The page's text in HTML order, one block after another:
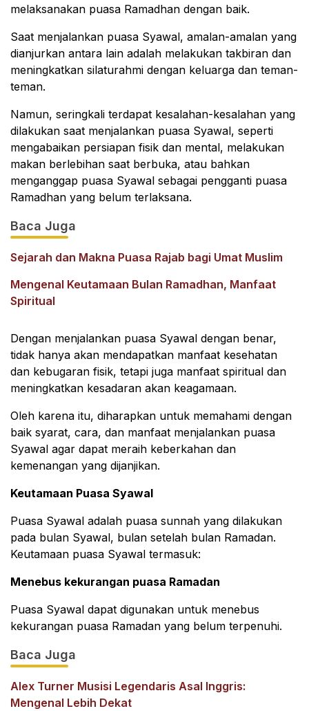
melaksanakan puasa Ramadhan dengan baik.
Saat menjalankan puasa Syawal, amalan-amalan yang
dianjurkan antara lain adalah melakukan takbiran dan
meningkatkan silaturahmi dengan keluarga dan teman-
teman.
Namun, seringkali terdapat kesalahan-kesalahan yang
dilakukan saat menjalankan puasa Syawal, seperti
mengabaikan persiapan fisik dan mental, melakukan
makan berlebihan saat berbuka, atau bahkan
menganggap puasa Syawal sebagai pengganti puasa
Ramadhan yang belum terlaksana.
Baca Juga
Sejarah dan Makna Puasa Rajab bagi Umat Muslim
Mengenal Keutamaan Bulan Ramadhan, Manfaat
Spiritual
Dengan menjalankan puasa Syawal dengan benar,
tidak hanya akan mendapatkan manfaat kesehatan
dan kebugaran fisik, tetapi juga manfaat spiritual dan
meningkatkan kesadaran akan keagamaan.
Oleh karena itu, diharapkan untuk memahami dengan
baik syarat, cara, dan manfaat menjalankan puasa
Syawal agar dapat meraih keberkahan dan
kemenangan yang dijanjikan.
Keutamaan Puasa Syawal
Puasa Syawal adalah puasa sunnah yang dilakukan
pada bulan Syawal, bulan setelah bulan Ramadan.
Keutamaan puasa Syawal termasuk:
Menebus kekurangan puasa Ramadan
Puasa Syawal dapat digunakan untuk menebus
kekurangan puasa Ramadan yang belum terpenuhi.
Baca Juga
Alex Turner Musisi Legendaris Asal Inggris:
Mengenal Lebih Dekat